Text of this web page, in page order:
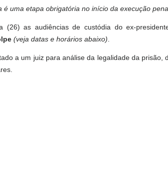
é uma etapa obrigatória no início da execução
(26) as audiências de custódia do ex-
(veja datas e horários abaixo).
a um juiz para análise da legalidade da prisão,